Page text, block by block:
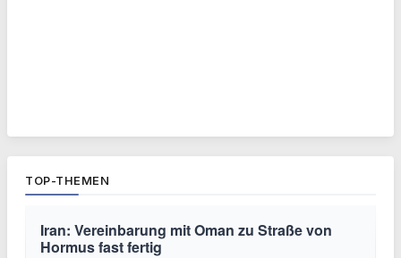
TOP-THEMEN
Iran: Vereinbarung mit Oman zu Straße von
Hormus fast fertig